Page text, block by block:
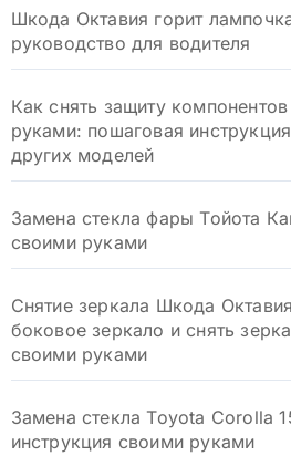
Шкода Октавия горит
руководство для водителя
Как снять защиту
руками: пошаговая
других моделей
Замена стекла фары Тойота
своими руками
Снятие зеркала Шкода
боковое зеркало и снять
своими руками
Замена стекла Toyota Corolla
инструкция своими руками